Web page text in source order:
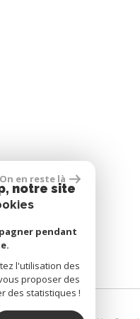
On en reste là
notre site
pendant
l'utilisation des
proposer des
des statistiques !